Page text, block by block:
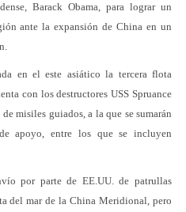
Barack Obama, para lograr un
ante la expansión de China en un
en el este asiático la tercera flota
con los destructores USS Spruance
misiles guiados, a la que se sumarán
apoyo, entre los que se incluyen
por parte de EE.UU. de patrullas
del mar de la China Meridional, pero